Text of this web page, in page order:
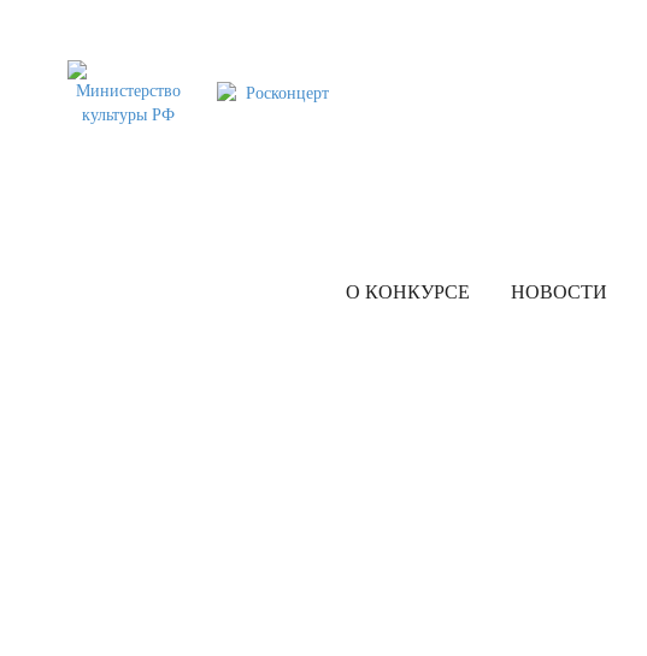
О КОНКУРСЕ НОВОСТИ